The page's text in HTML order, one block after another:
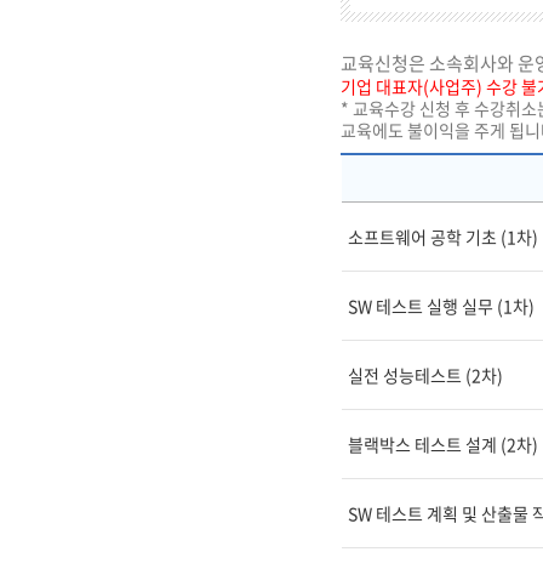
교육신청은 소속회사와
기업 대표자(사업주) 수강 불
* 교육수강 신청 후 수강취
교육에도 불이익을 주게 됩
소프트웨어 공학 기초 (1차)
SW 테스트 실행 실무 (1차)
실전 성능테스트 (2차)
블랙박스 테스트 설계 (2차)
SW 테스트 계획 및 산출물